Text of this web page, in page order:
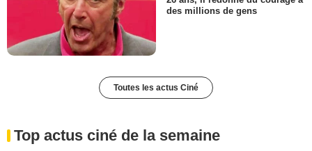
des millions de gens
Toutes les actus Ciné
Top actus ciné de la semaine